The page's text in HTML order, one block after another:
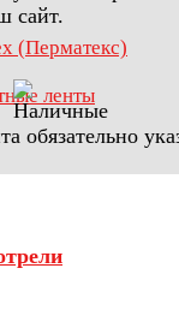
(Перматекс)
ленты
сайт.
обязательно